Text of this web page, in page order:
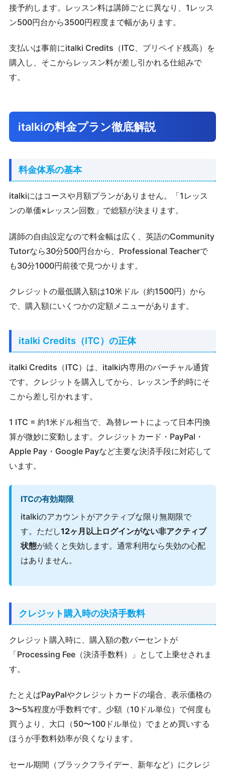
接予約します。レッスン料は講師ごとに異なり、1レッス
ン500円台から3500円程度まで幅があります。
支払いは事前にitalki Credits（ITC、プリペイド残高）を
購入し、そこからレッスン料が差し引かれる仕組みで
す。
italkiの料金プラン徹底解説
料金体系の基本
italkiにはコースや月額プランがありません。「1レッス
ンの単価×レッスン回数」で総額が決まります。
講師の自由設定なので料金幅は広く、英語のCommunity
Tutorなら30分500円台から、Professional Teacherで
も30分1000円前後で見つかります。
クレジットの最低購入額は10米ドル（約1500円）から
で、購入額にいくつかの定額メニューがあります。
italki Credits（ITC）の正体
italki Credits（ITC）は、italki内専用のバーチャル通貨
です。クレジットを購入してから、レッスン予約時にそ
こから差し引かれます。
1 ITC = 約1米ドル相当で、為替レートによって日本円換
算が微妙に変動します。クレジットカード・PayPal・
Apple Pay・Google Payなど主要な決済手段に対応して
います。
ITCの有効期限
italkiのアカウントがアクティブな限り無期限で
す。ただし12ヶ月以上ログインがない非アクティブ
状態が続くと失効します。通常利用なら失効の心配
はありません。
クレジット購入時の決済手数料
クレジット購入時に、購入額の数パーセントが
「Processing Fee（決済手数料）」として上乗せされま
す。
たとえばPayPalやクレジットカードの場合、表示価格の
3〜5%程度が手数料です。少額（10ドル単位）で何度も
買うより、大口（50〜100ドル単位）でまとめ買いする
ほうが手数料効率が良くなります。
セール期間（ブラックフライデー、新年など）にクレジ